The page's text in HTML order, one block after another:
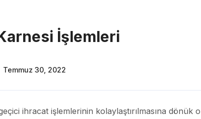
İşlemleri
Temmuz 30, 2022
ihracat işlemlerinin kolaylaştırılmasına